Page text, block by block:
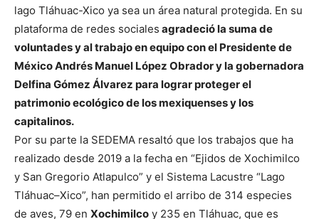
lago Tláhuac-Xico ya sea un área natural protegida. En su
plataforma de redes sociales agradeció la suma de
voluntades y al trabajo en equipo con el Presidente de
MéxicoAndrés Manuel López Obradory la gobernadora
Delfina Gómez Álvarez para lograrproteger el
patrimonio ecológico de los mexiquenses y los
capitalinos.
Por su parte la SEDEMA resaltó que los trabajos que ha
realizado desde 2019 a la fecha en “Ejidos de Xochimilco
y San Gregorio Atlapulco” y el Sistema Lacustre “Lago
Tláhuac–Xico”, han permitido el arribo de 314 especies
de aves, 79 en Xochimilco y 235 en Tláhuac, que es